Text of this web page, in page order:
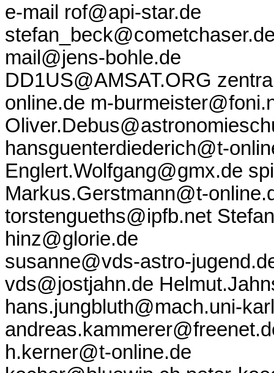
e-mail rof@api-star.de
mail@jens-bohle.de
DD1US@AMSAT.ORG
online.de m-
hansguenterdiederich@t-
Englert.Wolfgang@gmx.de
Markus.Gerstmann@t-
torstengueths@ipfb.net
hinz@glorie.de
susanne@vds-astro-
vds@jostjahn.de
hans.jungbluth@mach.uni-
h.kerner@t-online.de